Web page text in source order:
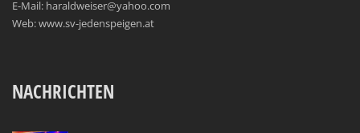
E-Mail: haraldweiser@yahoo.com
Web: www.sv-jedenspeigen.at
NACHRICHTEN